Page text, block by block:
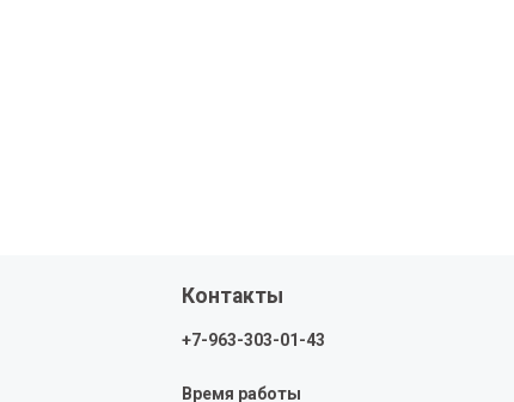
Контакты
+7-963-303-01-43
Время работы